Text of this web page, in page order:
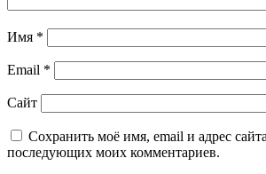
Имя *
Email *
Сайт
Сохранить моё имя, email и адрес
последующих моих комментариев.